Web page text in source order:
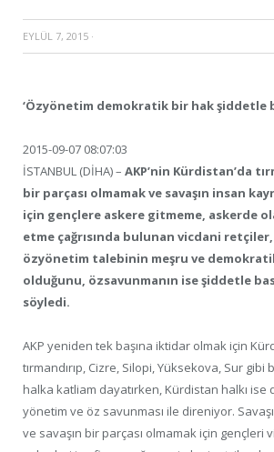
EYLÜL 7, 2015 ·
‘Özyönetim demokratik bir hak şiddetle
2015-09-07 08:07:03
İSTANBUL (DİHA) – AKP’nin Kürdistan’da
bir parçası olmamak ve savaşın insan
için gençlere askere gitmeme, askerde
etme çağrısında bulunan vicdani retçiler,
özyönetim talebinin meşru ve
olduğunu, özsavunmanın ise şiddetle
söyledi.
AKP yeniden tek başına iktidar olmak için
tırmandırıp, Cizre, Silopi, Yüksekova, Sur gibi
halka katliam dayatırken, Kürdistan halkı ise
yönetim ve öz savunması ile direniyor.
ve savaşın bir parçası olmamak için gençleri